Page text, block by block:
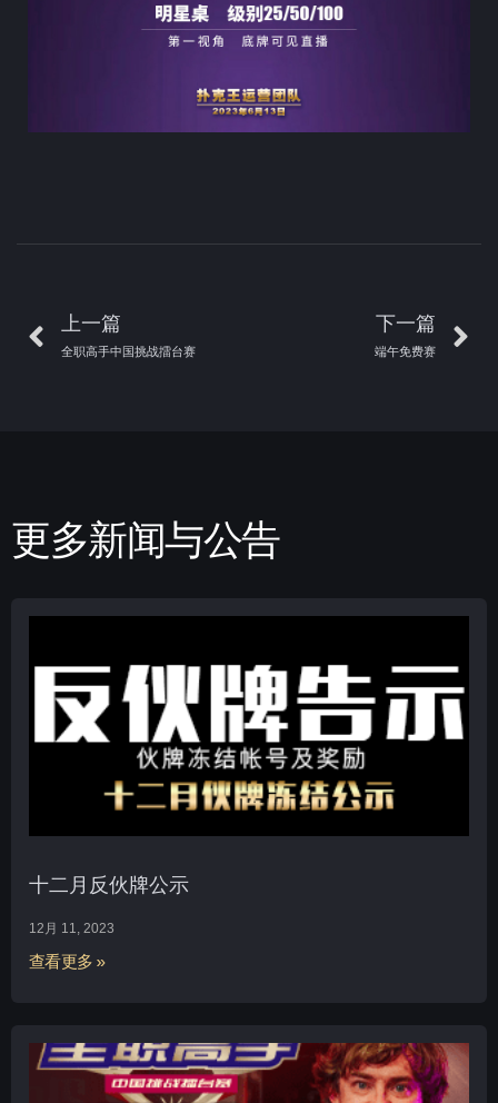
上一篇
全职高手中国挑战擂台赛
下一篇
端午免费赛
更多新闻与公告
十二月反伙牌公示
12月 11, 2023
查看更多 »